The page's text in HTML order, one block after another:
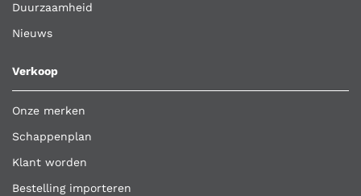
Duurzaamheid
Nieuws
Verkoop
Onze merken
Schappenplan
Klant worden
Bestelling importeren